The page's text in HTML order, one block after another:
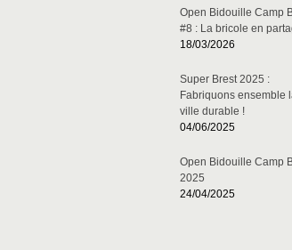
Open Bidouille Camp
#8 : La bricole en
18/03/2026
Super Brest 2025 :
Fabriquons ensemble
ville durable !
04/06/2025
Open Bidouille Camp
2025
24/04/2025